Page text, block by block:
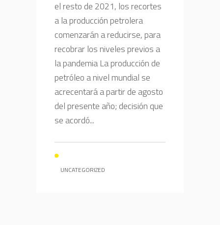
el resto de 2021, los recortes
a la producción petrolera
comenzarán a reducirse, para
recobrar los niveles previos a
la pandemia La producción de
petróleo a nivel mundial se
acrecentará a partir de agosto
del presente año; decisión que
se acordó...
UNCATEGORIZED